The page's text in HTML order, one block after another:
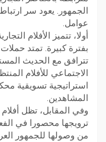
الجمهور. يعود سر
عوامل.
أولا، تتميز الأفلام
بفترة كبيرة. تمتد
تترافق مع الحديث
الاجتماعي للأفلام
استراتيجية تسويقية
المشاهدين.
وفي المقابل، تظل
ترويجها محصورا في
من وصولها للجمهور